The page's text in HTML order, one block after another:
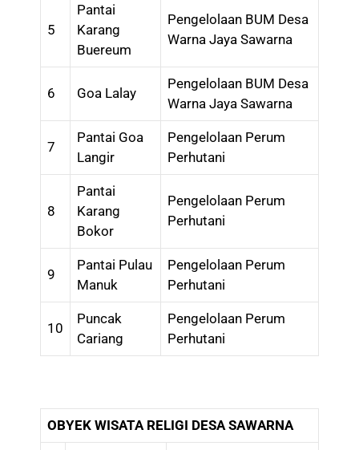
5
Pantai
Karang
Buereum
Pengelolaan BUM Desa
Warna Jaya Sawarna
6 Goa Lalay
Pengelolaan BUM Desa
Warna Jaya Sawarna
7
Pantai Goa
Langir
Pengelolaan Perum
Perhutani
8
Pantai
Karang
Bokor
Pengelolaan Perum
Perhutani
9
Pantai Pulau
Manuk
Pengelolaan Perum
Perhutani
10
Puncak
Cariang
Pengelolaan Perum
Perhutani
OBYEK WISATA RELIGI DESA SAWARNA